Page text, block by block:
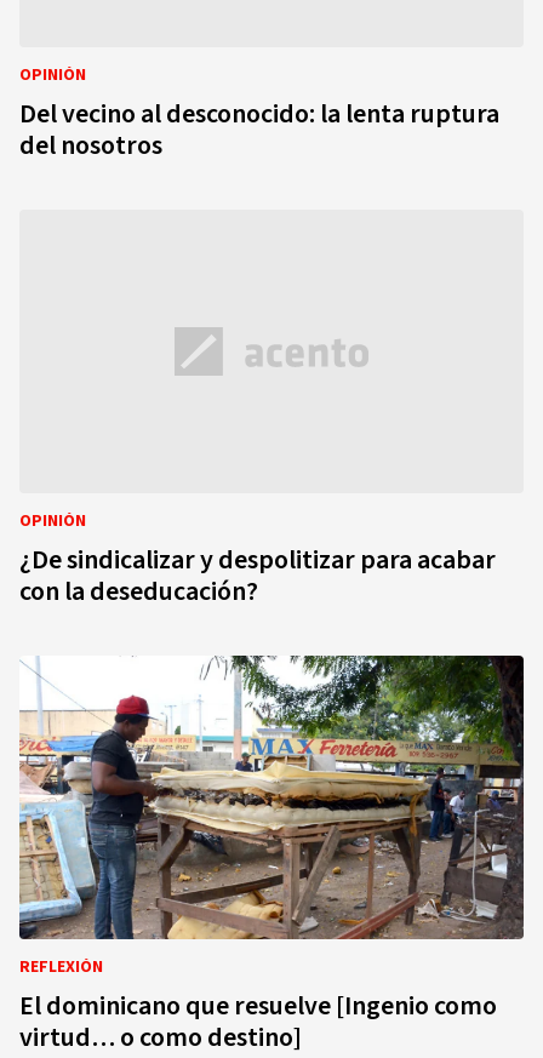
OPINIÓN
Del vecino al desconocido: la lenta ruptura
del nosotros
OPINIÓN
¿De sindicalizar y despolitizar para acabar
con la deseducación?
REFLEXIÓN
El dominicano que resuelve [Ingenio como
virtud… o como destino]